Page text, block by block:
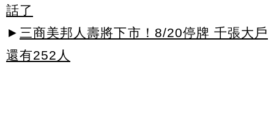
話了
► 三商美邦人壽將下市！8/20停牌 千張大戶
還有252人